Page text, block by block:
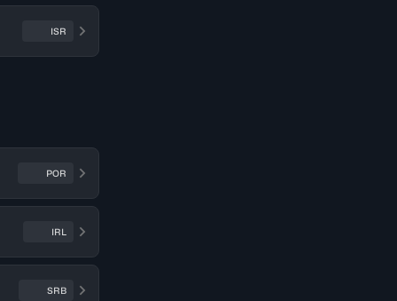
ISR
POR
IRL
SRB